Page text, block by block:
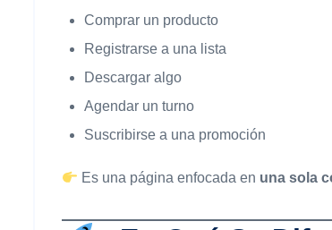
Comprar un producto
Registrarse a una lista
Descargar algo
Agendar un turno
Suscribirse a una promoción
Es una página enfocada en una sola